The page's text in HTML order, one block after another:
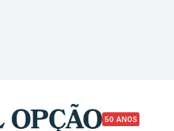
50 ANOS